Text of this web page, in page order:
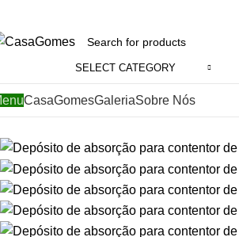
SELECT CATEGORY
CasaGomesGaleriaSobre Nós